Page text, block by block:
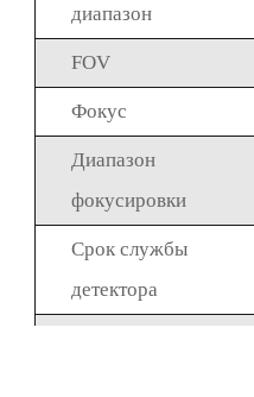
диапазон
FOV
Фокус
Диапазон
фокусировки
Срок службы
детектора